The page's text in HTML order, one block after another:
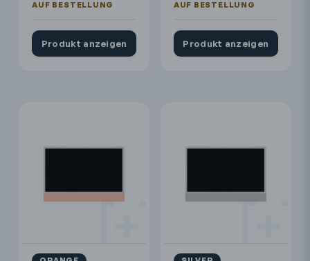
Produkt anzeigen Produkt anzeigen